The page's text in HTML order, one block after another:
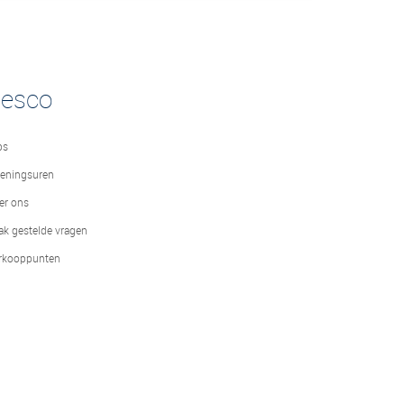
ons
gestelde vragen